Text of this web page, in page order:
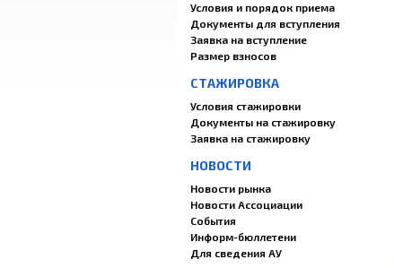
Условия и порядок приема
Документы для вступления
Заявка на вступление
Размер взносов
СТАЖИРОВКА
Условия стажировки
Документы на стажировку
Заявка на стажировку
НОВОСТИ
Новости рынка
Новости Ассоциации
События
Информ-бюллетени
Для сведения АУ